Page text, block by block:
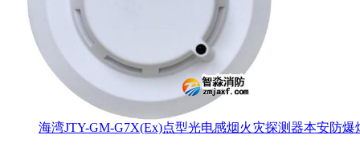
海湾JTY-GM-G7X(Ex)点型光电感烟火灾探测器本安防爆